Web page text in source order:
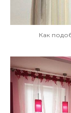
Как